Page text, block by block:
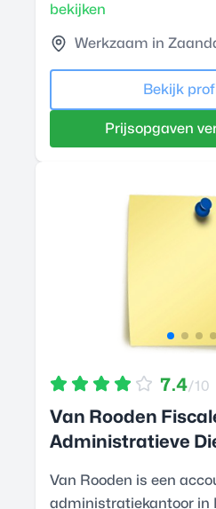
bekijken
Werkzaam in
Bekijk
Prijsopgaven
7.4/10
Van Rooden
Administratieve
Van Rooden is een
administratiekantoor in